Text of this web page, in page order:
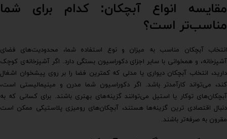
مقایسه انواع آبچکان: کدام برای شما
مناسب‌تر است؟
انتخاب آبچکان مناسب به میزان و نوع استفاده شما، محدودیت‌های فضای
آشپزخانه، و همخوانی با سایر اجزای دکوراسیون بستگی دارد. اگر آشپزخانه‌ی کوچک
دارید، انتخاب آبچکان دیواری یا مدلی که کمترین فضا را بر روی پیشخوان اشغال
کند، می‌تواند کارآمدتر باشد. اگر دکوراسیون شما مدرن و مینیمالیستی است،
آبچکان‌های توکار یا استیل می‌توانند گزینه‌های بهتری باشند. برای کسانی که به
دنبال اقتصادی ترین گزینه‌ها هستند، آبچکان‌های رومیزی پلاستیکی ممکن است
مقرون به صرفه‌تر باشند.